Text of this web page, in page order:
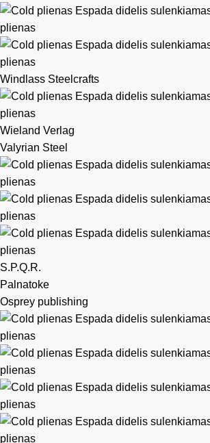
Windlass Steelcrafts
Wieland Verlag
Valyrian Steel
S.P.Q.R.
Palnatoke
Osprey publishing